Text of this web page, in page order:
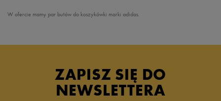
W ofercie mamy par butów do koszykówki marki adidas.
ZAPISZ SIĘ DO
NEWSLETTERA